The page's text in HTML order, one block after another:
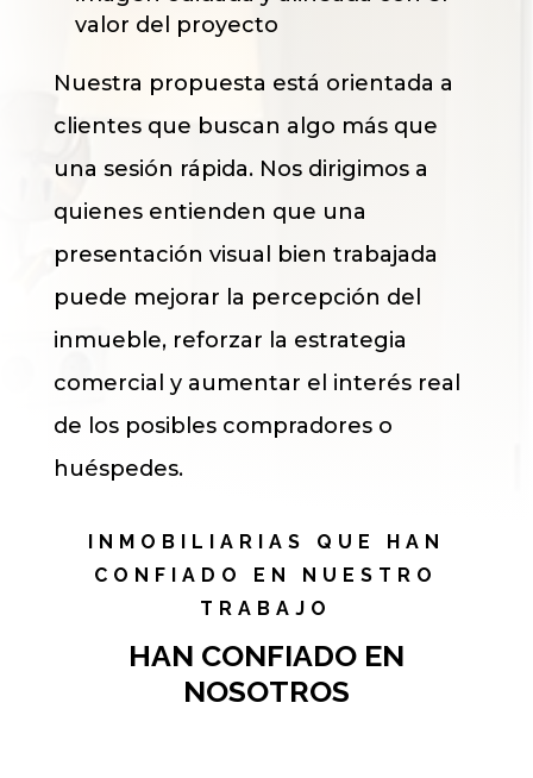
valor del proyecto
Nuestra propuesta está orientada a
clientes que buscan algo más que
una sesión rápida. Nos dirigimos a
quienes entienden que una
presentación visual bien trabajada
puede mejorar la percepción del
inmueble, reforzar la estrategia
comercial y aumentar el interés real
de los posibles compradores o
huéspedes.
INMOBILIARIAS QUE HAN
CONFIADO EN NUESTRO
TRABAJO
HAN CONFIADO EN
NOSOTROS